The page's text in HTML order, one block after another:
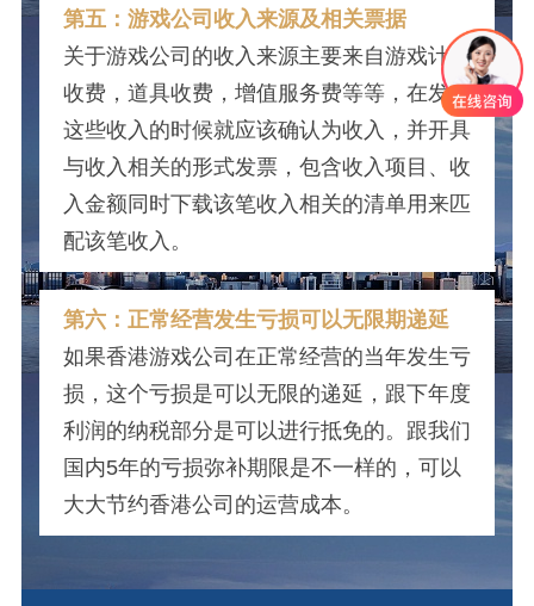
第五：游戏公司收入来源及相关票据
关于游戏公司的收入来源主要来自游戏计时
收费，道具收费，增值服务费等等，在发生
这些收入的时候就应该确认为收入，并开具
与收入相关的形式发票，包含收入项目、收
入金额同时下载该笔收入相关的清单用来匹
配该笔收入。
第六：正常经营发生亏损可以无限期递延
如果香港游戏公司在正常经营的当年发生亏
损，这个亏损是可以无限的递延，跟下年度
利润的纳税部分是可以进行抵免的。跟我们
国内5年的亏损弥补期限是不一样的，可以
大大节约香港公司的运营成本。